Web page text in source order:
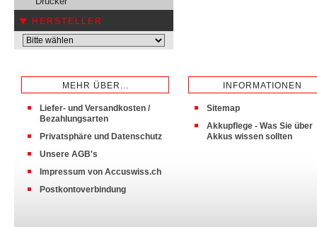
HERSTELLER
MEHR ÜBER...
Liefer- und Versandkosten /
Bezahlungsarten
Privatsphäre und Datenschutz
Unsere AGB's
Impressum von Accuswiss.ch
Postkontoverbindung
INFORMATIONEN
Sitemap
Akkupflege - Was Sie über
Akkus wissen sollten